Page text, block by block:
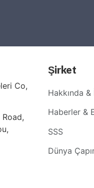
Co,
Road,
Şirket
Hakkında
Haberler &
SSS
Dünya